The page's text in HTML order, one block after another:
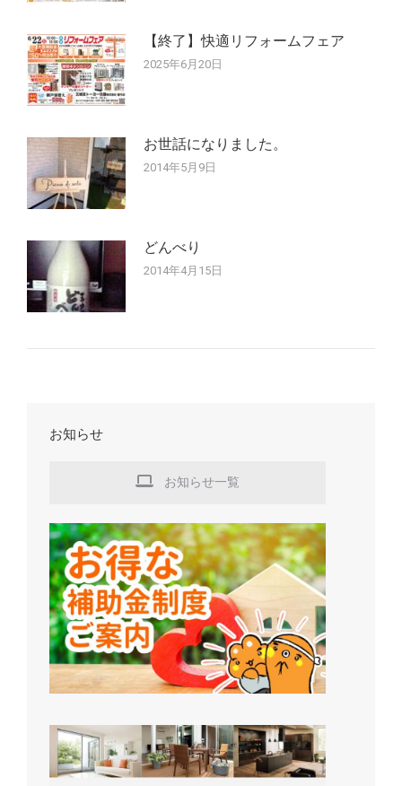
【終了】快適リフォームフェア
2025年6月20日
お世話になりました。
2014年5月9日
どんべり
2014年4月15日
お知らせ
お知らせ一覧